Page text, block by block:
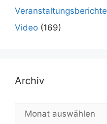
Veranstaltungsberichte
Video (169)
Archiv
Archiv